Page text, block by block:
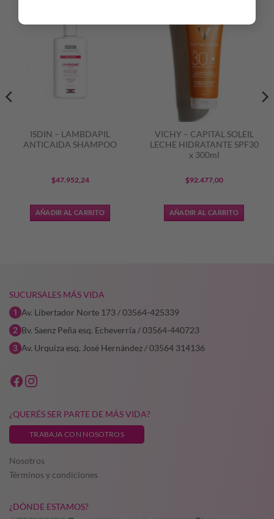
ISDIN – LAMBDAPIL
ANTICAIDA SHAMPOO
$47.952,24
AÑADIR AL CARRITO
VICHY – CAPITAL SOLEIL
LECHE HIDRATANTE SPF30
x 300ml
$92.477,00
AÑADIR AL CARRITO
SUCURSALES MÁS VIDA
Av. Libertador Norte 173 / 03564-425339
Bv. Saenz Peña esq. Echeverría / 03564-440723
Av. Urquiza esq. José Hernández / 03564 314136
¿QUERÉS SER PARTE DE MÁS VIDA?
TRABAJA CON NOSOTROS
Nosotros
Términos y condiciones
¿DÓNDE ESTAMOS?